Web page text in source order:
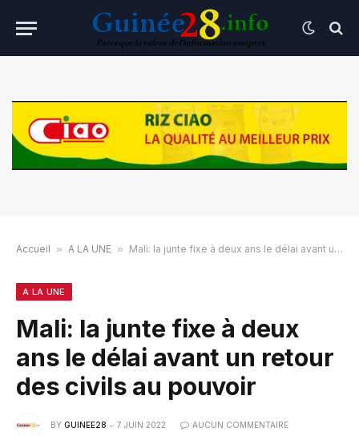
Accueil » A LA UNE » Mali: la junte fixe à deux ans le délai avant un retour des civils au pouvoir
A LA UNE
Mali: la junte fixe à deux
ans le délai avant un retour
des civils au pouvoir
BY GUINEE28 7 JUIN 2022 AUCUN COMMENTAIRE